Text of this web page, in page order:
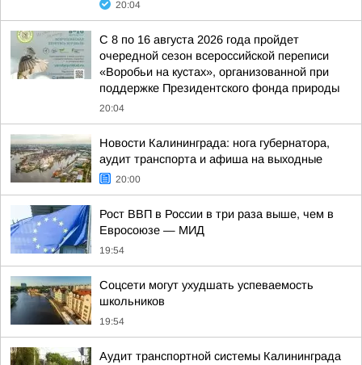
20:04
С 8 по 16 августа 2026 года пройдет
очередной сезон всероссийской переписи
«Воробьи на кустах», организованной при
поддержке Президентского фонда природы
20:04
Новости Калининграда: нога губернатора,
аудит транспорта и афиша на выходные
20:00
Рост ВВП в России в три раза выше, чем в
Евросоюзе — МИД
19:54
Соцсети могут ухудшать успеваемость
школьников
19:54
Аудит транспортной системы Калининграда